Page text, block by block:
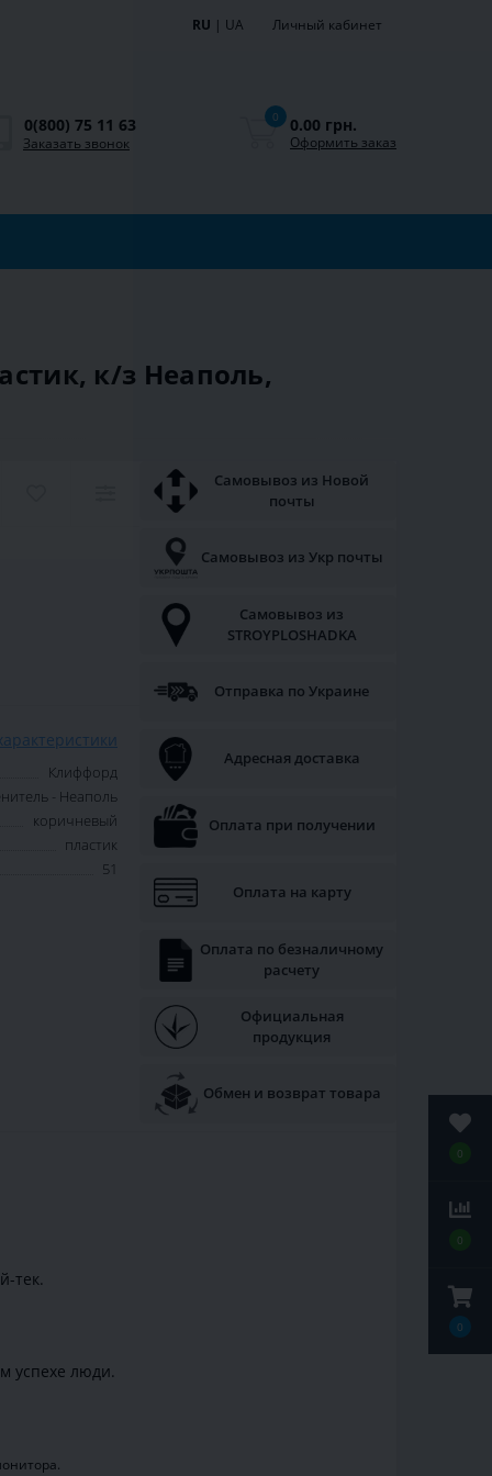
0
0
0
RU | UA Личный кабинет
0(800) 75 11 63
Заказать звонок
0 0.00 грн.
Оформить заказ
к/з Неаполь,
Клиффорд
- Неаполь
коричневый
пластик
51
Самовывоз из Новой
почты
Самовывоз из Укр почты
Самовывоз из
STROYPLOSHADKA
Отправка по Украине
Адресная доставка
Оплата при получении
Оплата на карту
Оплата по безналичному
расчету
Официальная
продукция
Обмен и возврат товара
тек.
успехе люди.